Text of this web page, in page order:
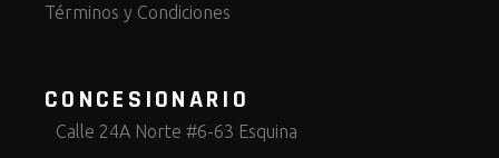
Términos y Condiciones
CONCESIONARIO
Calle 24A Norte #6-63 Esquina